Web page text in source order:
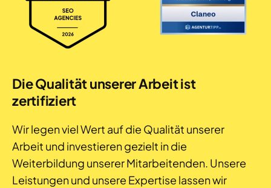
Die Qualität unserer Arbeit ist
zertifiziert
Wir legen viel Wert auf die Qualität unserer
Arbeit und investieren gezielt in die
Weiterbildung unserer Mitarbeitenden. Unsere
Leistungen und unsere Expertise lassen wir